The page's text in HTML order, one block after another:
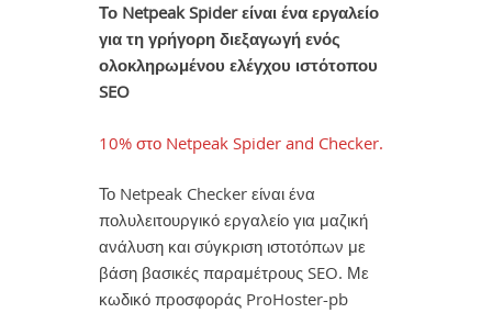
Το Netpeak Spider είναι ένα εργαλείο
για τη γρήγορη διεξαγωγή ενός
ολοκληρωμένου ελέγχου ιστότοπου
SEO
10% στο Netpeak Spider and Checker.
Το Netpeak Checker είναι ένα
πολυλειτουργικό εργαλείο για μαζική
ανάλυση και σύγκριση ιστοτόπων με
βάση βασικές παραμέτρους SEO. Με
κωδικό προσφοράς ProHoster-pb